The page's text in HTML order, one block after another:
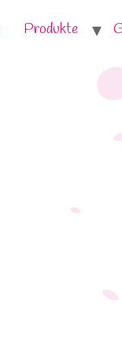
Produkte